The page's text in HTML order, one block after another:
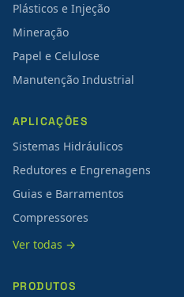
Plásticos e Injeção
Mineração
Papel e Celulose
Manutenção Industrial
APLICAÇÕES
Sistemas Hidráulicos
Redutores e Engrenagens
Guias e Barramentos
Compressores
Ver todas →
PRODUTOS